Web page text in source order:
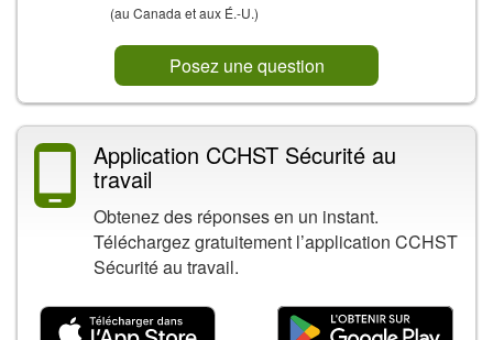
(au Canada et aux É.-U.)
Posez une question
Application CCHST Sécurité au
travail
Obtenez des réponses en un instant.
Téléchargez gratuitement l’application CCHST
Sécurité au travail.